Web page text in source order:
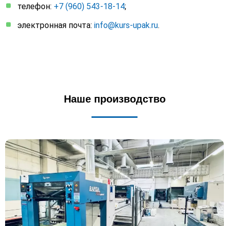
телефон: +7 (960) 543-18-14;
электронная почта: info@kurs-upak.ru.
Наше производство